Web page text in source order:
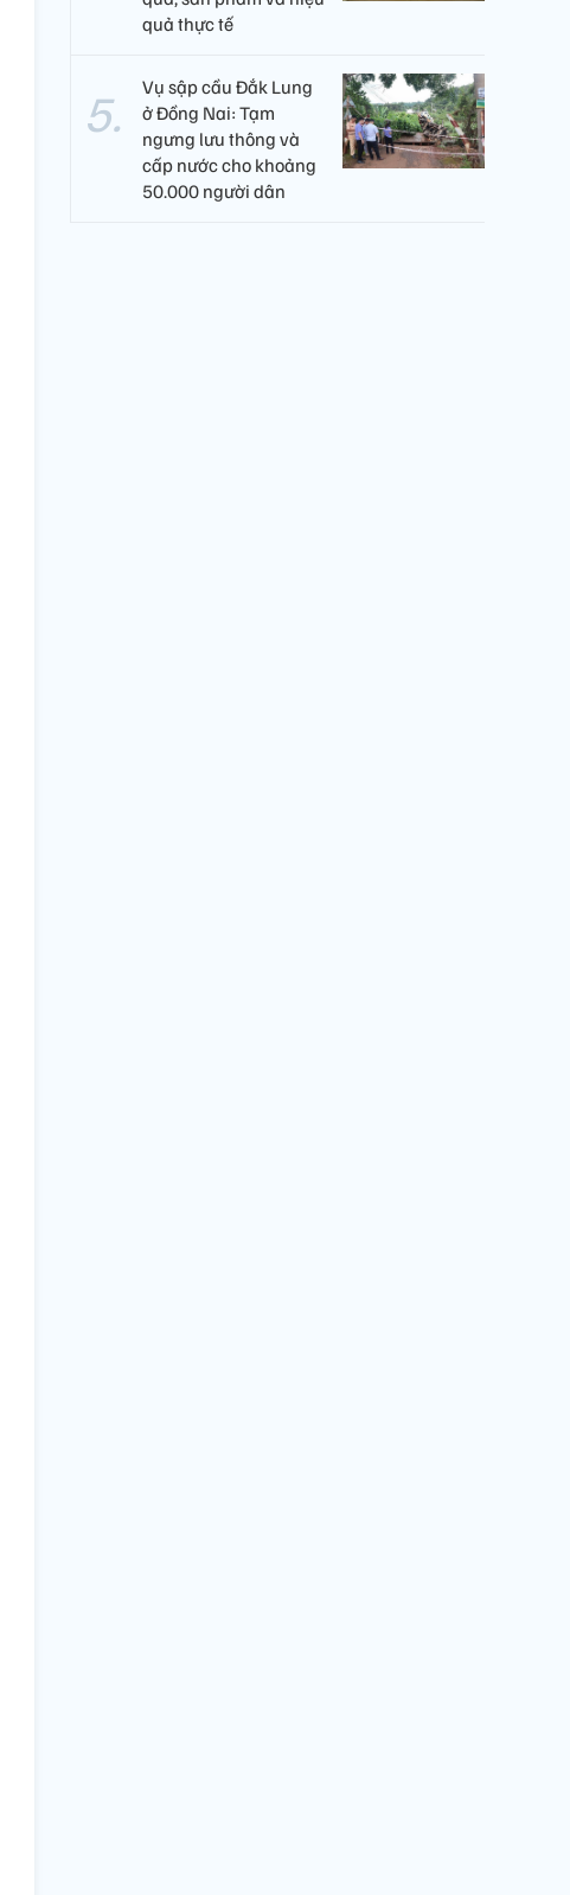
quả thực tế
Vụ sập cầu Đắk Lung
ở Đồng Nai: Tạm
ngưng lưu thông và
cấp nước cho khoảng
50.000 người dân